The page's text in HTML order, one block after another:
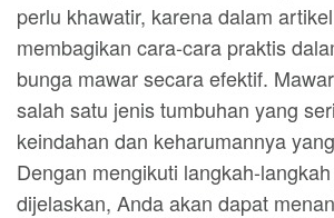
perlu khawatir, karena dalam
membagikan cara-cara praktis
bunga mawar secara efektif.
salah satu jenis tumbuhan yang
keindahan dan keharumannya
Dengan mengikuti langkah-
dijelaskan, Anda akan dapat